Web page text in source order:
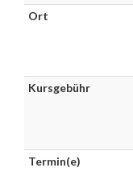
Ort
Kursgebühr
Termin(e)